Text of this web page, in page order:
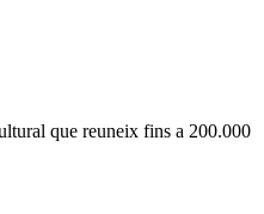
que reuneix fins a 200.000